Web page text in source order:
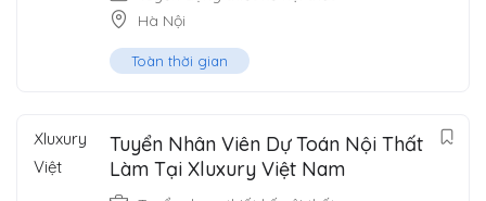
Hà Nội
Toàn thời gian
Tuyển Nhân Viên Dự Toán Nội Thất
Làm Tại Xluxury Việt Nam